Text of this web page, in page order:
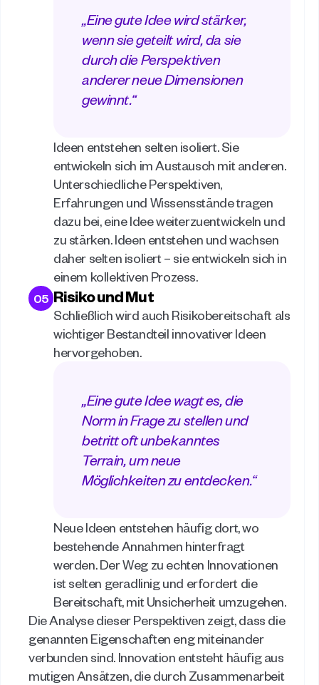
„Eine gute Idee wird stärker,
wenn sie geteilt wird, da sie
durch die Perspektiven
anderer neue Dimensionen
gewinnt.“
Ideen entstehen selten isoliert. Sie
entwickeln sich im Austausch mit anderen.
Unterschiedliche Perspektiven,
Erfahrungen und Wissensstände tragen
dazu bei, eine Idee weiterzuentwickeln und
zu stärken. Ideen entstehen und wachsen
daher selten isoliert – sie entwickeln sich in
einem kollektiven Prozess.
05 Risiko und Mut
Schließlich wird auch Risikobereitschaft als
wichtiger Bestandteil innovativer Ideen
hervorgehoben.
„Eine gute Idee wagt es, die
Norm in Frage zu stellen und
betritt oft unbekanntes
Terrain, um neue
Möglichkeiten zu entdecken.“
Neue Ideen entstehen häufig dort, wo
bestehende Annahmen hinterfragt
werden. Der Weg zu echten Innovationen
ist selten geradlinig und erfordert die
Bereitschaft, mit Unsicherheit umzugehen.
Die Analyse dieser Perspektiven zeigt, dass die
genannten Eigenschaften eng miteinander
verbunden sind. Innovation entsteht häufig aus
mutigen Ansätzen, die durch Zusammenarbeit